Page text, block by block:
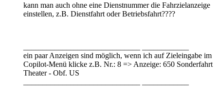
kann man auch ohne eine Dienstnummer die Fahrzielanzeige
einstellen, z.B. Dienstfahrt oder Betriebsfahrt????
ein paar Anzeigen sind möglich, wenn ich auf Zieleingabe im
Copilot-Menü klicke z.B. Nr.: 8 => Anzeige: 650 Sonderfahrt
Theater - Obf. US